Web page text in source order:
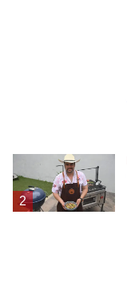
2